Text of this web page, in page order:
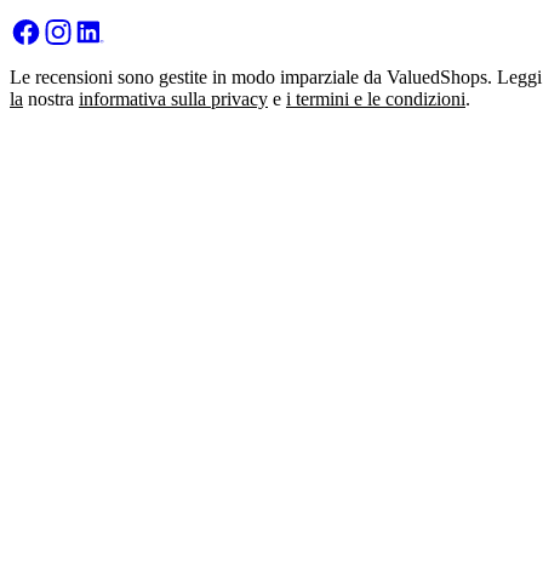
Le recensioni sono gestite in modo imparziale da ValuedShops. Leggi
la nostra informativa sulla privacy e i termini e le condizioni.